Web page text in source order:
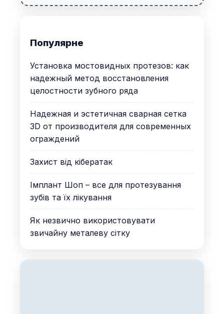
Популярне
Установка мостовидных протезов: как
надежный метод восстановления
целостности зубного ряда
Надежная и эстетичная сварная сетка
3D от производителя для современных
ограждений
Захист від кібератак
Імплант Шоп – все для протезування
зубів та їх лікування
Як незвично використовувати
звичайну металеву сітку